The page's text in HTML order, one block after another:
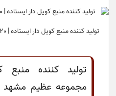
تولید کننده منبع کویل دار ایستاده | 20 درصد تخفیف قیمت خرید|فروش
تولید کننده منبع
مجموعه عظیم مشهد